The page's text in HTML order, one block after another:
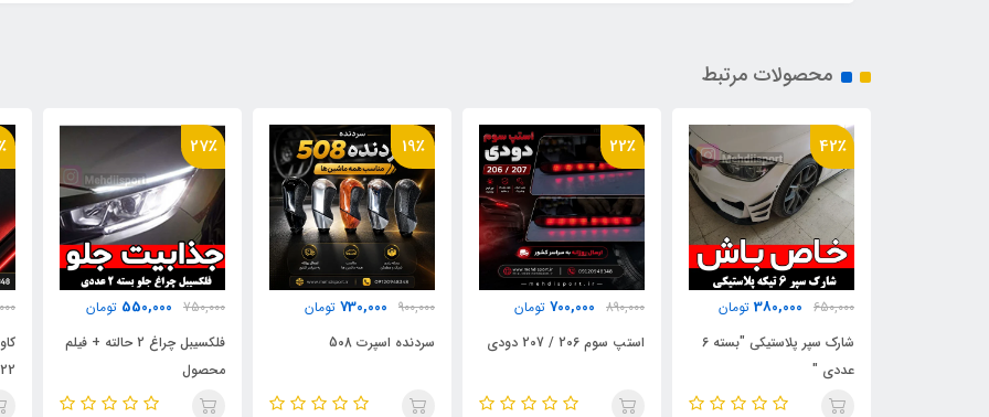
محصولات مرتبط
22٪
890,000
700,000 تومان
استپ سوم 206 / 207 دودی
19٪
900,000
730,000 تومان
سردنده اسپرت 508
27٪
750,000
550,000 تومان
فلکسیبل چراغ 2 حالته + فیلم
31٪
1,400,000
979,000 تومان
کاور سوئیچ فلزی اوتلندر
2022
چسب